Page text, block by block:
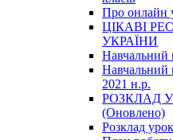
Про онлайн
ЦІКАВІ
УКРАЇНИ
Навчальний
Навчальний
2021 н.р.
РОЗКЛАД
(Оновлено)
Розклад